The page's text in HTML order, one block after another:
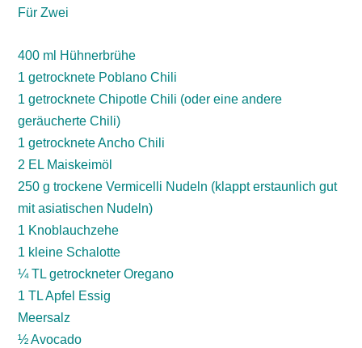
Für Zwei
400 ml Hühnerbrühe
1 getrocknete Poblano Chili
1 getrocknete Chipotle Chili (oder eine andere
geräucherte Chili)
1 getrocknete Ancho Chili
2 EL Maiskeimöl
250 g trockene Vermicelli Nudeln (klappt erstaunlich gut
mit asiatischen Nudeln)
1 Knoblauchzehe
1 kleine Schalotte
¼ TL getrockneter Oregano
1 TL Apfel Essig
Meersalz
½ Avocado